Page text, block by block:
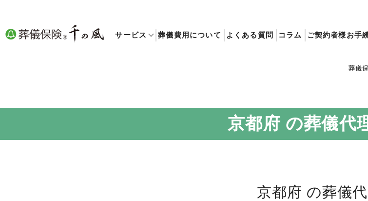
サービス 葬儀費用について よくある質問 コラム ご契約者様お手
葬儀
京都府 の葬儀代
京都府 の葬儀